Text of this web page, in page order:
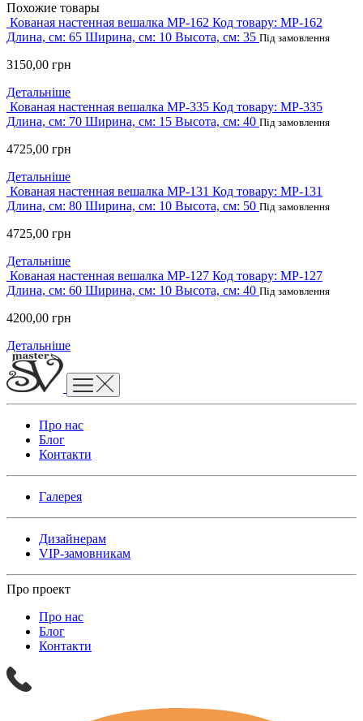
Похожие товары
Кованая настенная вешалка MP-162 Код товару: MP-162
Длина, см: 65 Ширина, см: 10 Высота, см: 35 Під замовлення
3150,00 грн
Детальніше
Кованая настенная вешалка MP-335 Код товару: MP-335
Длина, см: 70 Ширина, см: 15 Высота, см: 40 Під замовлення
4725,00 грн
Детальніше
Кованая настенная вешалка MP-131 Код товару: MP-131
Длина, см: 80 Ширина, см: 10 Высота, см: 50 Під замовлення
4725,00 грн
Детальніше
Кованая настенная вешалка MP-127 Код товару: MP-127
Длина, см: 60 Ширина, см: 10 Высота, см: 40 Під замовлення
4200,00 грн
Детальніше
Про нас
Блог
Контакти
Галерея
Дизайнерам
VIP-замовникам
Про проект
Про нас
Блог
Контакти